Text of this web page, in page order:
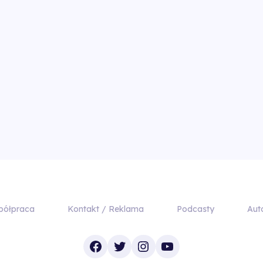
Kontakt / Reklama Podcasty
Facebook
TwitterInstagram
YouTube